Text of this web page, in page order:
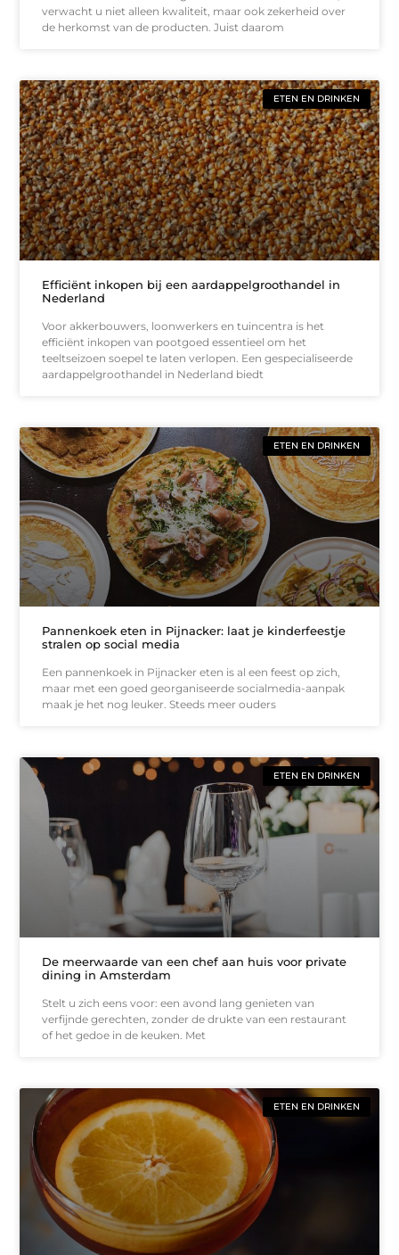
verwacht u niet alleen kwaliteit, maar ook zekerheid over
de herkomst van de producten. Juist daarom
ETEN EN DRINKEN
Efficiënt inkopen bij een aardappelgroothandel in
Nederland
Voor akkerbouwers, loonwerkers en tuincentra is het
efficiënt inkopen van pootgoed essentieel om het
teeltseizoen soepel te laten verlopen. Een gespecialiseerde
aardappelgroothandel in Nederland biedt
ETEN EN DRINKEN
Pannenkoek eten in Pijnacker: laat je kinderfeestje
stralen op social media
Een pannenkoek in Pijnacker eten is al een feest op zich,
maar met een goed georganiseerde socialmedia-aanpak
maak je het nog leuker. Steeds meer ouders
ETEN EN DRINKEN
De meerwaarde van een chef aan huis voor private
dining in Amsterdam
Stelt u zich eens voor: een avond lang genieten van
verfijnde gerechten, zonder de drukte van een restaurant
of het gedoe in de keuken. Met
ETEN EN DRINKEN